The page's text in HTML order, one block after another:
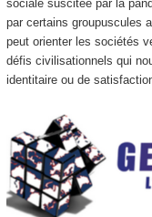
sociale suscitée par la
par certains groupuscules
peut orienter les sociétés
défis civilisationnels qui
identitaire ou de